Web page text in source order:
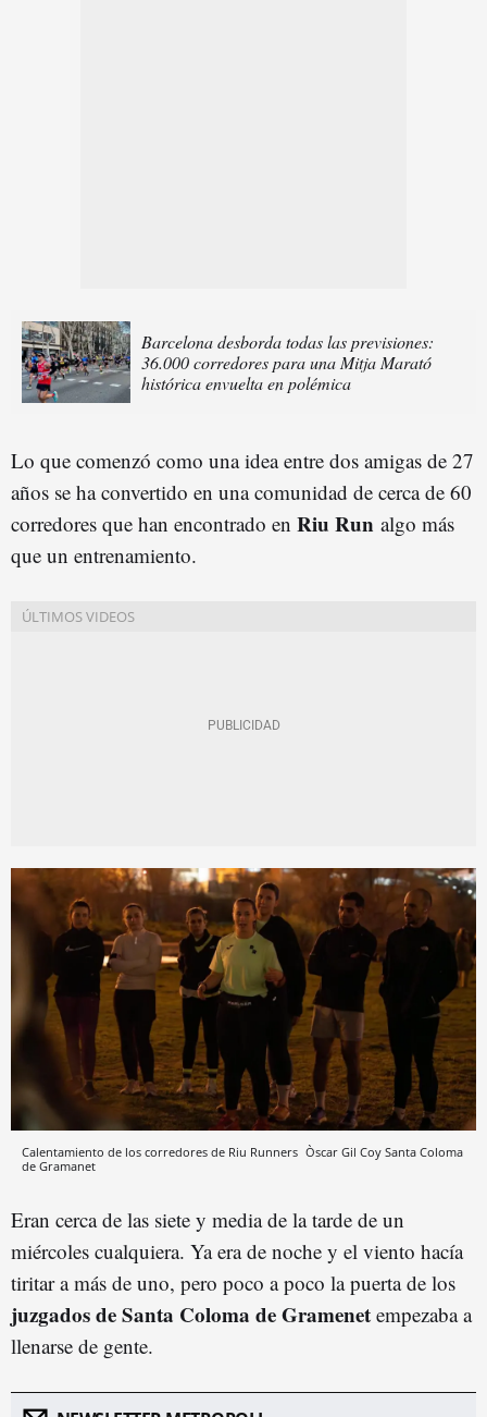
Barcelona desborda todas las previsiones:
36.000 corredores para una Mitja Marató
histórica envuelta en polémica
Lo que comenzó como una idea entre dos amigas de 27
años se ha convertido en una comunidad de cerca de 60
corredores que han encontrado en Riu Run algo más
que un entrenamiento.
Calentamiento de los corredores de Riu Runners Òscar Gil Coy Santa Coloma
de Gramanet
Eran cerca de las siete y media de la tarde de un
miércoles cualquiera. Ya era de noche y el viento hacía
tiritar a más de uno, pero poco a poco la puerta de los
juzgados de Santa Coloma de Gramenet empezaba a
llenarse de gente.